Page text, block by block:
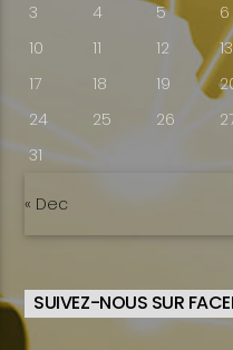
3
4 5 6
10
11 12 13
17
18 19
24
25 26
31
« Dec
SUIVEZ-NOUS SUR